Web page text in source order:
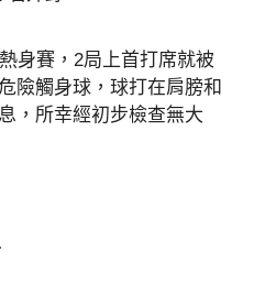
身賽，2局上首打席就被
險觸身球，球打在肩膀和
，所幸經初步檢查無大